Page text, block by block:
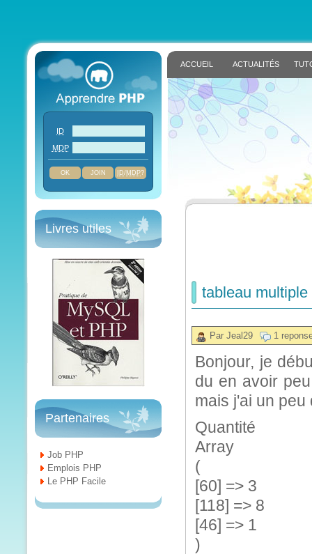
ACCUEIL ACTUALITÉS
tableau multiple
Par Jeal29 1
Bonjour, je
du en avoir
mais j'ai un peu
Quantité
Array
(
[60] => 3
[118] => 8
[46] => 1
)
ID
MDP
JOIN ID/MDP?
Livres utiles
Partenaires
Job PHP
Emplois PHP
Le PHP Facile